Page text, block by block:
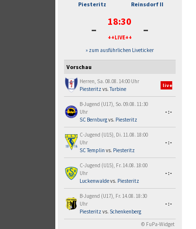
Piesteritz Reinsdorf II
- 18:30
++LIVE++ -
» zum ausführlichen Liveticker
Vorschau
Herren, Sa. 08.08. 14:00 Uhr
Piesteritz vs.Turbine
live
B-Jugend (U17), So. 09.08. 11:30
Uhr
SC Bernburgvs. Piesteritz
-:-
C-Jugend (U15), Di. 11.08. 18:00
Uhr
SC Templin vs. Piesteritz
-:-
C-Jugend (U15), Fr. 14.08. 18:00
Uhr
Luckenwaldevs. Piesteritz
-:-
B-Jugend (U17), Fr. 14.08. 18:30
Uhr
Piesteritz vs. Schenkenberg
-:-
© FuPa-Widget